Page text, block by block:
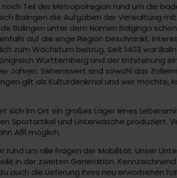
Teil der Metropolregion rund um die
Balingen die Aufgaben der Verwaltung
Balingen unter dem Namen Balginga
auf die enge Region beschränkt.
zum Wachstum beitrug. Seit 1403 war
Württemberg und der Entstehung
Jahren. Sehenswert sind sowohl das
gilt als Kulturdenkmal und wer
sich im Ort ein großes Lager eines
Sportartikel und Unterwäsche produziert.
A81 möglich.
um alle Fragen der Mobilität. Unser
in der zweiten Generation.
auch die Lieferung Ihres neu erworbenen